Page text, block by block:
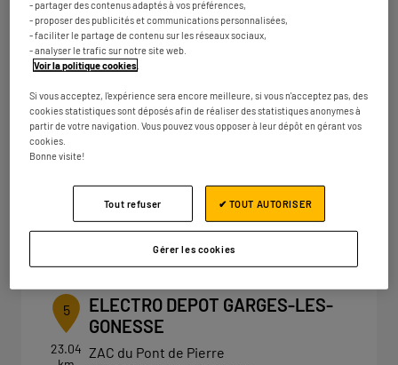
Ouvert 09:30 - 20:00
Numéro Plus d'infos
4
22.44
ELECTRO DEPOT PARIS - BRIE
COMTE ROBERT
77170 Brie-Comte-Robert
Ouvert 10:00 - 12:30 et 14:00 - 19:30
Numéro Plus d'infos
5
23.04
ELECTRO DEPOT GARGES-LES-
GONESSE
ZAC du Pont de Pierre
- partager des contenus adaptés à vos préférences,
- proposer des publicités et communications personnalisées,
- faciliter le partage de contenu sur les réseaux sociaux,
- analyser le trafic sur notre site web.
Voir la politique cookies
Si vous acceptez, l'expérience sera encore meilleure, si vous n'acceptez pas, des
cookies statistiques sont déposés afin de réaliser des statistiques anonymes à
partir de votre navigation. Vous pouvez vous opposer à leur dépôt en gérant vos
cookies.
Bonne visite!
Gérer les cookies
Tout refuser ✔ TOUT AUTORISER